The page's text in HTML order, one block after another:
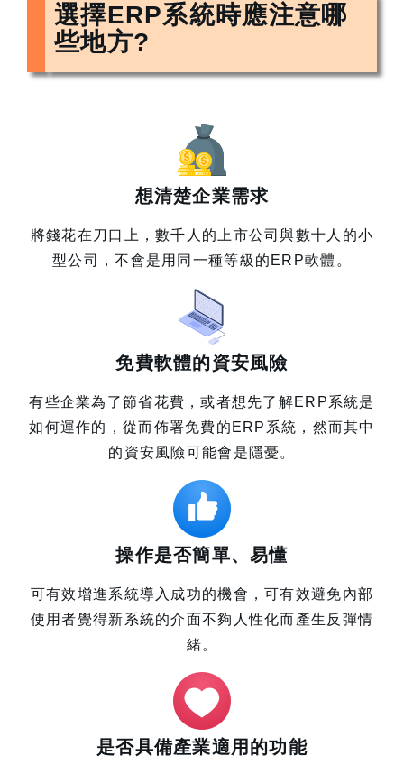
選擇ERP系統時應注意哪
些地方?
想清楚企業需求
將錢花在刀口上，數千人的上市公司與數十人的小
型公司，不會是用同一種等級的ERP軟體。
免費軟體的資安風險
有些企業為了節省花費，或者想先了解ERP系統是
如何運作的，從而佈署免費的ERP系統，然而其中
的資安風險可能會是隱憂。
操作是否簡單、易懂
可有效增進系統導入成功的機會，可有效避免內部
使用者覺得新系統的介面不夠人性化而產生反彈情
緒。
是否具備產業適用的功能